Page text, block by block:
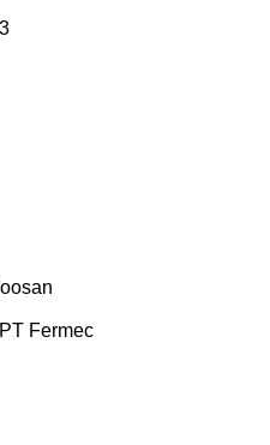
Fermec